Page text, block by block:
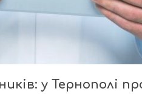
у Тернополі